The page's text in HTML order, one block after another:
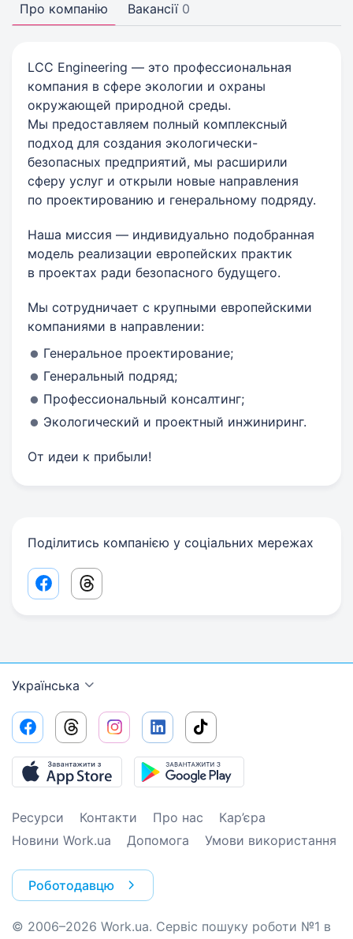
Про компанію Вакансії 0
LCC Engineering — это профессиональная
компания в сфере экологии и охраны
окружающей природной среды.
Мы предоставляем полный комплексный
подход для создания экологически-
безопасных предприятий, мы расширили
сферу услуг и открыли новые направления
по проектированию и генеральному подряду.
Наша миссия — индивидуально подобранная
модель реализации европейских практик
в проектах ради безопасного будущего.
Мы сотрудничает с крупными европейскими
компаниями в направлении:
Генеральное проектирование;
Генеральный подряд;
Профессиональный консалтинг;
Экологический и проектный инжиниринг.
От идеи к прибыли!
Поділитись компанією у соціальних мережах
Facebook share link
Threads share link
Українська
Ресурси Контакти Про нас
Кар’єра
Новини Work.ua
Допомога Умови використання
Роботодавцю
© 2006–2026 Work.ua. Сервіс пошуку роботи №1 в